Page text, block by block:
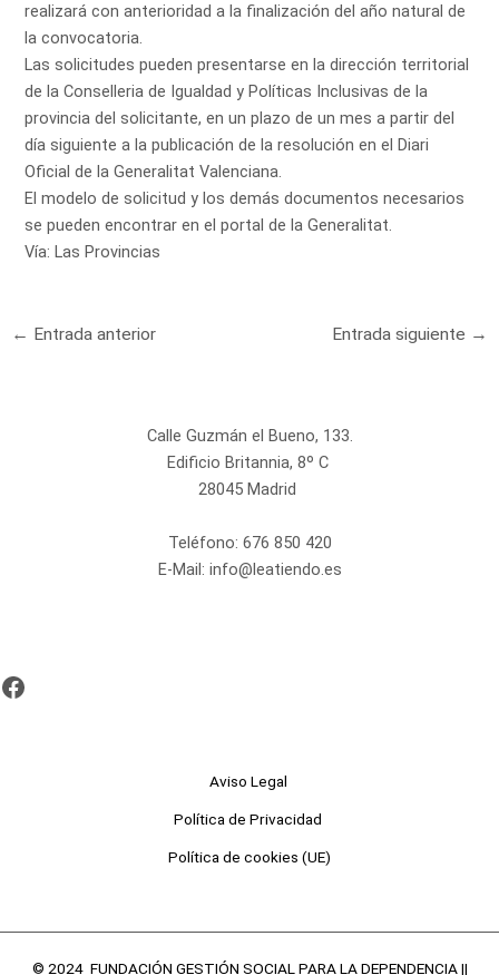
realizará con anterioridad a la finalización del año natural de
la convocatoria.
Las solicitudes pueden presentarse en la dirección territorial
de la Conselleria de Igualdad y Políticas Inclusivas de la
provincia del solicitante, en un plazo de un mes a partir del
día siguiente a la publicación de la resolución en el Diari
Oficial de la Generalitat Valenciana.
El modelo de solicitud y los demás documentos necesarios
se pueden encontrar en el portal de la Generalitat.
Vía:Las Provincias
← Entrada anterior Entrada siguiente →
Calle Guzmán el Bueno, 133.
Edificio Britannia, 8º C
28045 Madrid
Teléfono: 676 850 420
E-Mail: info@leatiendo.es
Aviso Legal
Política de Privacidad
Política de cookies (UE)
© 2024 FUNDACIÓN GESTIÓN SOCIAL PARA LA DEPENDENCIA ||